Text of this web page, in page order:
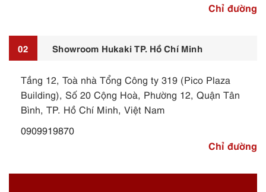
Chỉ đường
02 Showroom Hukaki TP. Hồ Chí Minh
Tầng 12, Toà nhà Tổng Công ty 319 (Pico Plaza
Building), Số 20 Cộng Hoà, Phường 12, Quận Tân
Bình, TP. Hồ Chí Minh, Việt Nam
0909919870
Chỉ đường